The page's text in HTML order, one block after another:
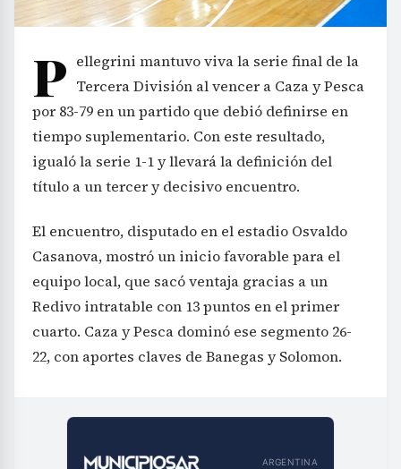
P ellegrini mantuvo viva la serie final de la
Tercera División al vencer a Caza y Pesca
por 83-79 en un partido que debió definirse en
tiempo suplementario. Con este resultado,
igualó la serie 1-1 y llevará la definición del
título a un tercer y decisivo encuentro.
El encuentro, disputado en el estadio Osvaldo
Casanova, mostró un inicio favorable para el
equipo local, que sacó ventaja gracias a un
Redivo intratable con 13 puntos en el primer
cuarto. Caza y Pesca dominó ese segmento 26-
22, con aportes claves de Banegas y Solomon.
ARGENTINA